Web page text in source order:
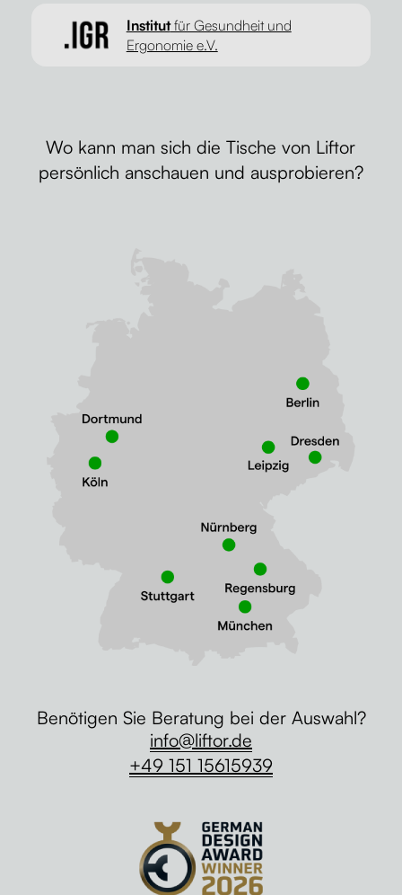
Institutfür Gesundheit und
Ergonomie e.V.
Wo kann man sich die Tische von Liftor
persönlich anschauen und ausprobieren?
Benötigen Sie Beratung bei der Auswahl?
info@liftor.de
+49 151 15615939